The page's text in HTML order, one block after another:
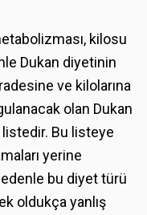
kilosu
Dukan diyetinin
ve kilolarına
olan Dukan
Bu listeye
yerine
bu diyet türü
oldukça yanlış